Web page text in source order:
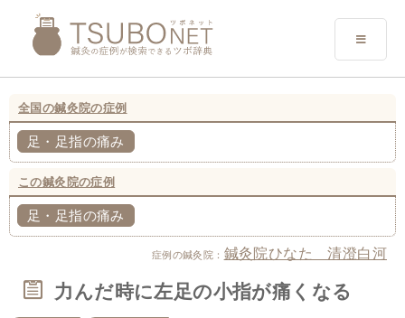
全国の鍼灸院の症例
足・足指の痛み
この鍼灸院の症例
足・足指の痛み
症例の鍼灸院： 鍼灸院ひなた 清澄白河
力んだ時に左足の小指が痛くなる